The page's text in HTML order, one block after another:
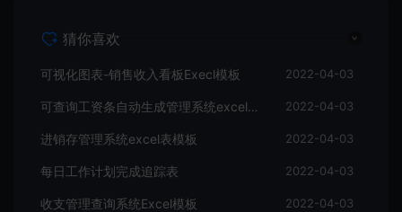
猜你喜欢
可视化图表-销售收入看板Execl模板 2022-04-03
可查询工资条自动生成管理系统excel表格 2022-04-03
进销存管理系统excel表模板 2022-04-03
每日工作计划完成追踪表 2022-04-03
收支管理查询系统Excel模板 2022-04-03